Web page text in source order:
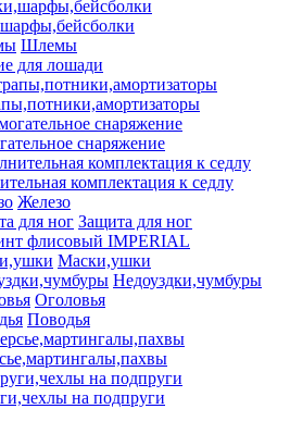
Шлемы
для лошади
снаряжение
комплектация к седлу
Железо
Защита для ног
флисовый IMPERIAL
Маски,ушки
Недоуздки,чумбуры
Оголовья
Поводья
на подпруги